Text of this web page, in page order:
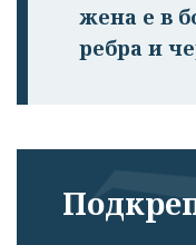
жена е в
ребра и